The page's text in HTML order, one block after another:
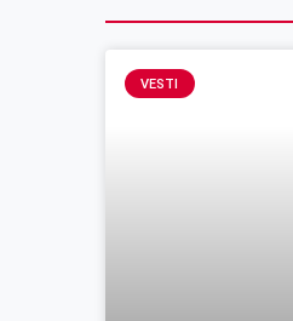
VESTI